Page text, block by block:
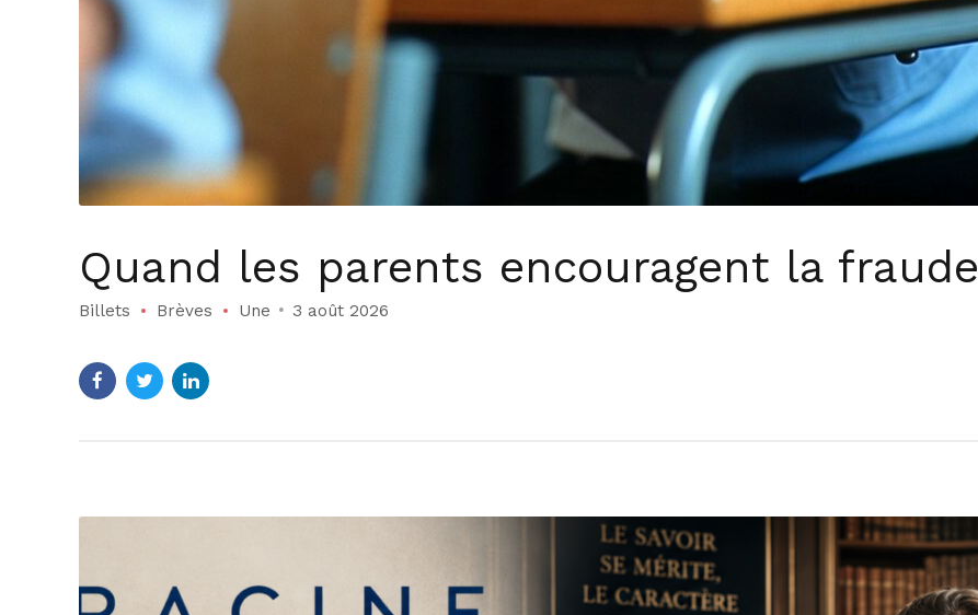
Quand les parents encouragent la fraude
Billets Brèves Une 3 août 2026